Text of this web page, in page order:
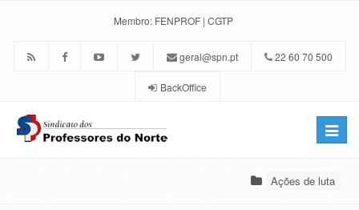
Membro: FENPROF | CGTP
geral@spn.pt 22 60 70 500
BackOffice
Toggle
Ações de luta